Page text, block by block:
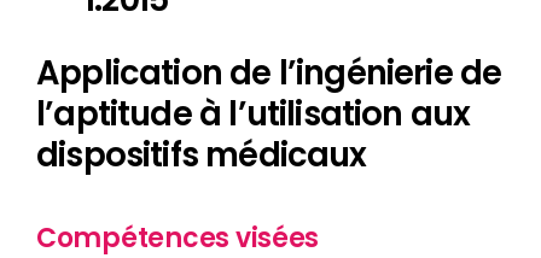
Application de l’ingénierie de
l’aptitude à l’utilisation aux
dispositifs médicaux
Compétences visées